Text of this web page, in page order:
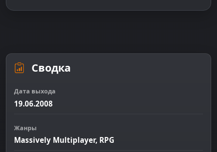
Сводка
Дата выхода
19.06.2008
Жанры
Massively Multiplayer, RPG